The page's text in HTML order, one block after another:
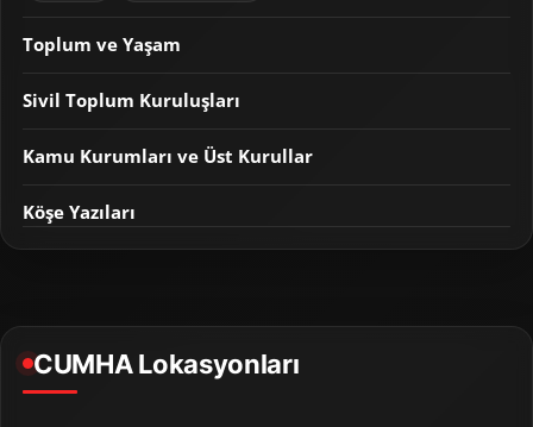
Toplum ve Yaşam
Sivil Toplum Kuruluşları
Kamu Kurumları ve Üst Kurullar
Köşe Yazıları
CUMHA Lokasyonları